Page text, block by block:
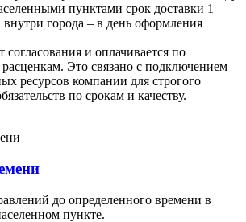
пунктами срок доставки 1
внутри города – в день оформления
согласования и оплачивается по
Это связано с подключением
ресурсов компании для строгого
по срокам и качеству.
до определенного времени в
пункте.